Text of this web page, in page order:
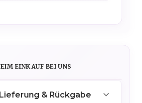
EINKAUF BEI UNS
& Rückgabe